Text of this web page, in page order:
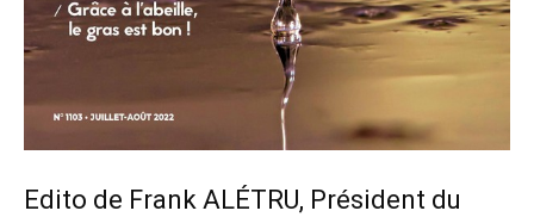
Edito de Frank ALÉTRU, Président du